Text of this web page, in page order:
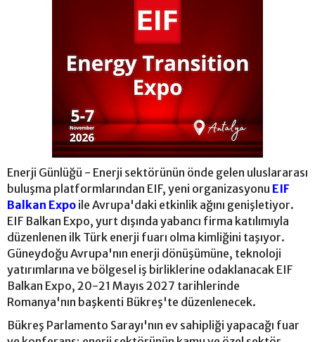
Enerji Günlüğü - Enerji sektörünün önde gelen uluslararası
buluşma platformlarından EIF, yeni organizasyonu EIF
Balkan Expo ile Avrupa'daki etkinlik ağını genişletiyor.
EIF Balkan Expo, yurt dışında yabancı firma katılımıyla
düzenlenen ilk Türk enerji fuarı olma kimliğini taşıyor.
Güneydoğu Avrupa'nın enerji dönüşümüne, teknoloji
yatırımlarına ve bölgesel iş birliklerine odaklanacak EIF
Balkan Expo, 20-21 Mayıs 2027 tarihlerinde
Romanya'nın başkenti Bükreş'te düzenlenecek.
Bükreş Parlamento Sarayı'nın ev sahipliği yapacağı fuar